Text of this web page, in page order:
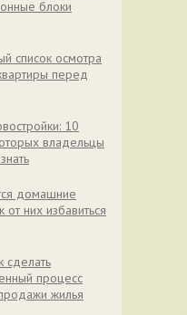
блоки
список осмотра
перед
10
владельцы
домашние
от них избавиться
сделать
процесс
жилья